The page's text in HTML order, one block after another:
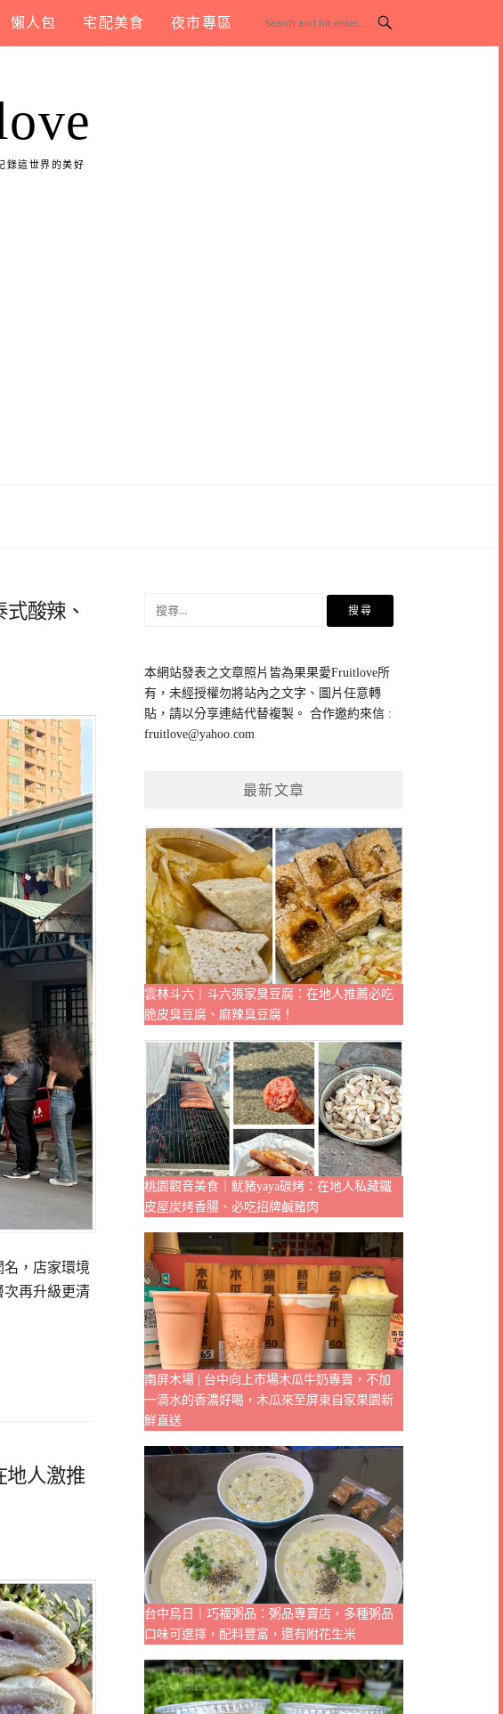
懶人包 宅配美食 夜市專區
錄這世界的美好
酸辣、
，店家環境
次再升級更清
地人激推
鍵
字:
本網站發表之文章照片皆為果果愛Fruitlove所
有，未經授權勿將站內之文字、圖片任意轉
貼，請以分享連結代替複製。 合作邀約來信 :
fruitlove@yahoo.com
最新文章
雲林斗六｜斗六張家臭豆腐：在地人推薦必吃
脆皮臭豆腐、麻辣臭豆腐！
桃園觀音美食｜魷豬yaya碳烤：在地人私藏鐵
皮屋炭烤香腸、必吃招牌鹹豬肉
南屏木場 | 台中向上市場木瓜牛奶專賣，不加
一滴水的香濃好喝，木瓜來至屏東自家果園新
鮮直送
台中烏日｜巧福粥品：粥品專賣店，多種粥品
口味可選擇，配料豐富，還有附花生米